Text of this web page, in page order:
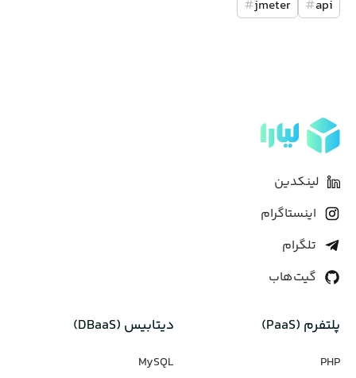
api
#
jmeter
#
لینکدین
اینستاگرام
تلگرام
گیت‌هاب
پلتفرم (PaaS)
PHP
دیتابیس‌ (DBaaS)
MySQL